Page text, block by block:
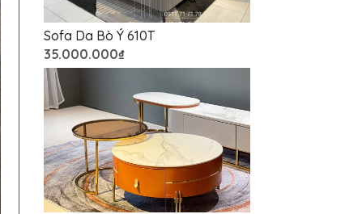
Sofa Da Bò Ý 610T
35.000.000₫